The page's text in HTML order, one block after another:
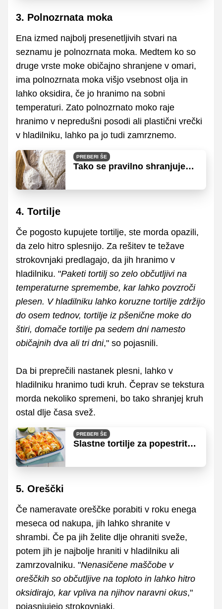
3. Polnozrnata moka
Ena izmed najbolj presenetljivih stvari na
seznamu je polnozrnata moka. Medtem ko so
druge vrste moke običajno shranjene v omari,
ima polnozrnata moka višjo vsebnost olja in
lahko oksidira, če jo hranimo na sobni
temperaturi. Zato polnozrnato moko raje
hranimo v nepredušni posodi ali plastični vrečki
v hladilniku, lahko pa jo tudi zamrznemo.
PREBERI ŠE
Tako se pravilno shranjuje
4. Tortilje
Če pogosto kupujete tortilje, ste morda opazili,
da zelo hitro splesnijo. Za rešitev te težave
strokovnjaki predlagajo, da jih hranimo v
hladilniku. "Paketi tortilj so zelo občutljivi na
temperaturne spremembe, kar lahko povzroči
plesen. V hladilniku lahko koruzne tortilje zdržijo
do osem tednov, tortilje iz pšenične moke do
štiri, domače tortilje pa sedem dni namesto
običajnih dva ali tri dni," so pojasnili.
Da bi preprečili nastanek plesni, lahko v
hladilniku hranimo tudi kruh. Čeprav se tekstura
morda nekoliko spremeni, bo tako shranjej kruh
ostal dlje časa svež.
PREBERI ŠE
Slastne tortilje za popestritev
5. Oreščki
Če nameravate oreščke porabiti v roku enega
meseca od nakupa, jih lahko shranite v
shrambi. Če pa jih želite dlje ohraniti sveže,
potem jih je najbolje hraniti v hladilniku ali
zamrzovalniku. "Nenasičene maščobe v
oreščkih so občutljive na toploto in lahko hitro
oksidirajo, kar vpliva na njihov naravni okus,"
pojasnjujejo strokovnjaki.